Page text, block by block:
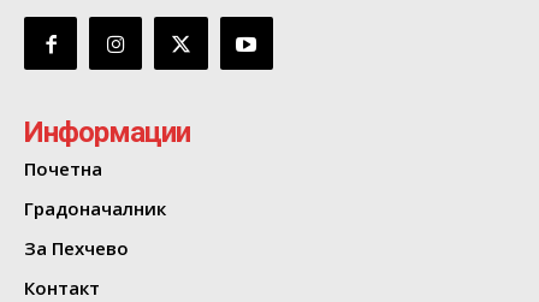
Информации
Почетна
Градоначалник
За Пехчево
Контакт